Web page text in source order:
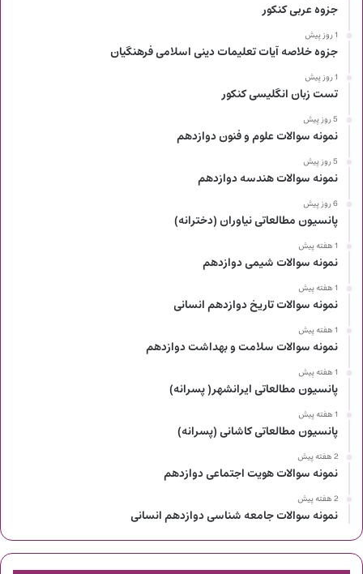
جزوه عربی کنکور
1 روز پیش
جزوه خلاصه آیات تعلیمات دینی اسلامی فرهنگیان
1 روز پیش
تست زبان انگلیسی کنکور
5 روز پیش
نمونه سوالات علوم و فنون دوازدهم
5 روز پیش
نمونه سوالات هندسه دوازدهم
6 روز پیش
پانسیون مطالعاتی نیاوران (دخترانه)
1 هفته پیش
نمونه سوالات شیمی دوازدهم
1 هفته پیش
نمونه سوالات تاریخ دوازدهم انسانی
1 هفته پیش
نمونه سوالات سلامت و بهداشت دوازدهم
1 هفته پیش
پانسیون مطالعاتی ایرانشهر( پسرانه)
1 هفته پیش
پانسیون مطالعاتی کاشانی (پسرانه)
2 هفته پیش
نمونه سوالات هویت اجتماعی دوازدهم
2 هفته پیش
نمونه سوالات جامعه شناسی دوازدهم انسانی